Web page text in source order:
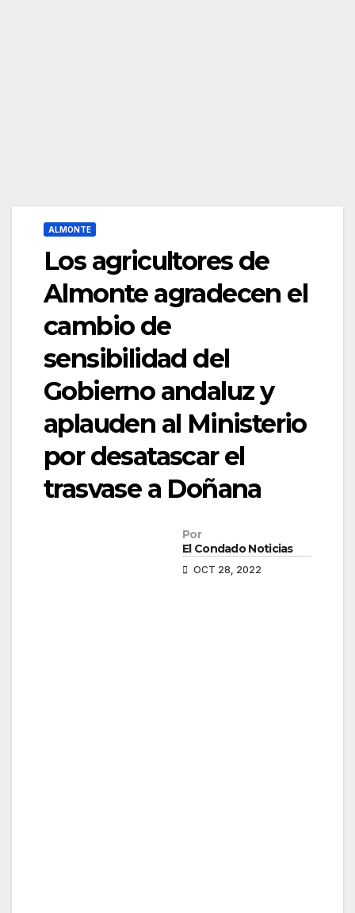
ALMONTE
Los agricultores de
Almonte agradecen el
cambio de
sensibilidad del
Gobierno andaluz y
aplauden al Ministerio
por desatascar el
trasvase a Doñana
Por
El Condado Noticias
OCT 28, 2022